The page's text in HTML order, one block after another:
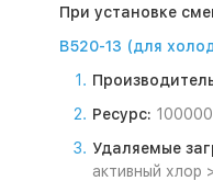
При установке
В520-13 (для
Ресурс:
Удаляемые
активный хлор